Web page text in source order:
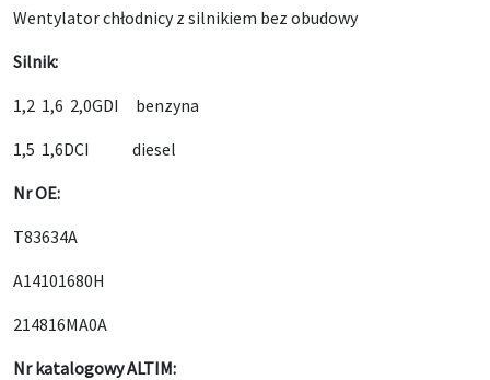
Wentylator chłodnicy z silnikiem bez obudowy
Silnik:
1,2 1,6 2,0GDI benzyna
1,5 1,6DCI diesel
Nr OE:
T83634A
A14101680H
214816MA0A
Nr katalogowy ALTIM: